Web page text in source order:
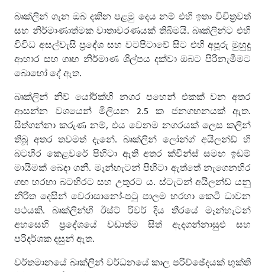
බෘක්ලින් ගැන ඔබ දකින පළමු දෙය නම් එහි ඉතා විචිත්‍රවත්
සහ නිර්මාණාත්මක වාතාවරණයක් තිබීමයි. බෘක්ලින්ට එහි
විවිධ අසල්වැසි ප්‍රදේශ සහ වටපිටාවේ සිට එහි අපූරු මුහුදු
ආහාර සහ ගෘහ නිර්මාණ ශිල්පය දක්වා ඔබට පිරිනැමීමට
බොහෝ දේ ඇත.
බෘක්ලින් නිව් යෝර්ක්හි නගර පහෙන් එකක් වන අතර
ආසන්න වශයෙන් මිලියන 2.5 ක ජනගහනයක් ඇත.
සිත්ගන්නා කරුණ නම්, එය වෙනම නගරයක් ලෙස කලින්
තිබූ අතර තවමත් දැනේ. බෘක්ලින් ලෝන්ග් අයිලන්ඩ් හි
බටහිර කෙළවරේ පිහිටා ඇති අතර ක්වීන්ස් සමඟ ඉඩම්
මායිමක් බෙදා ගනී. මෑන්හැටන් පිහිටා ඇත්තේ නැගෙනහිර
ගඟ හරහා බටහිරට සහ උතුරට ය. ස්ටැටන් අයිලන්ඩ් යනු
නිරිත දෙසින් වෙරාසානෝ-පටු පාලම හරහා කෙටි ධාවන
පථයකි. බෘක්ලින්හි ඊස්ට් රිවර් දිය තීරයේ මෑන්හැටන්
අහසෙහි ප්‍රදේශයේ වඩාත්ම සිත් ඇදගන්නාසුළු සහ
පරිදර්ශක දසුන් ඇත.
වර්තමානයේ බෘක්ලින් වර්ධනයේ කාල පරිච්ඡේදයක් භුක්ති